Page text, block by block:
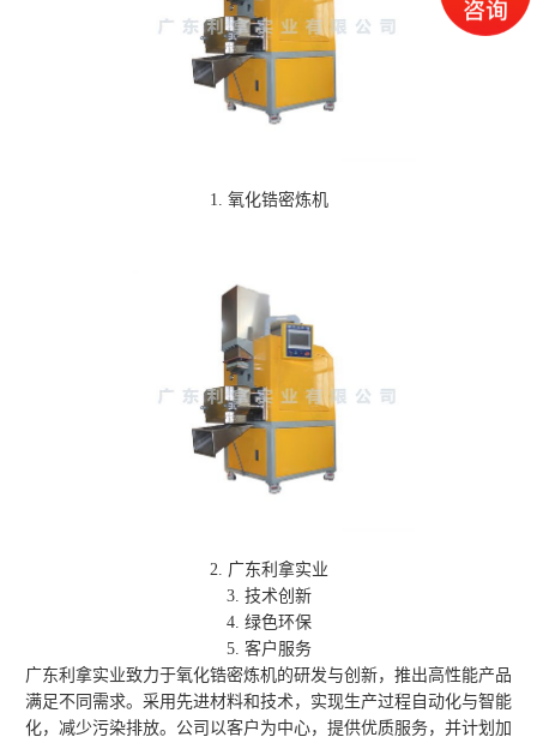
1. 氧化锆密炼机
2. 广东利拿实业
3. 技术创新
4. 绿色环保
5. 客户服务
广东利拿实业致力于氧化锆密炼机的研发与创新，推出高性能产品
满足不同需求。采用先进材料和技术，实现生产过程自动化与智能
化，减少污染排放。公司以客户为中心，提供优质服务，并计划加